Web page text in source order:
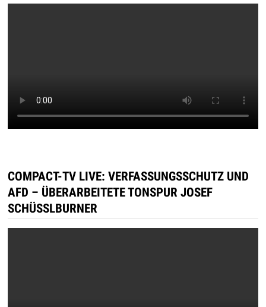
COMPACT-TV LIVE: VERFASSUNGSSCHUTZ UND
AFD – ÜBERARBEITETE TONSPUR JOSEF
SCHÜSSLBURNER